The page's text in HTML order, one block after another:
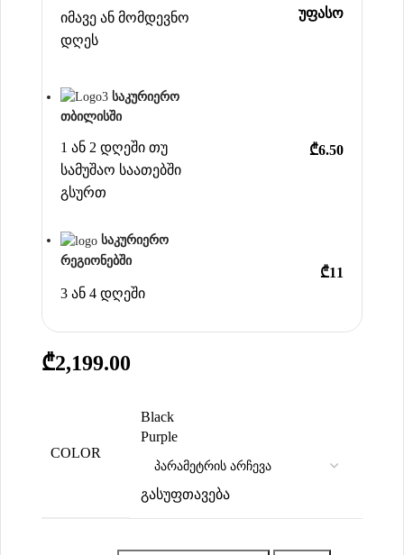
იმავე ან მომდევნო
დღეს
უფასო
საკურიერო
თბილისში
1 ან 2 დღეში თუ
სამუშაო საათებში
გსურთ
₾6.50
საკურიერო
რეგიონებში
3 ან 4 დღეში
₾11
₾2,199.00
COLOR
Black
Purple
გასუფთავება